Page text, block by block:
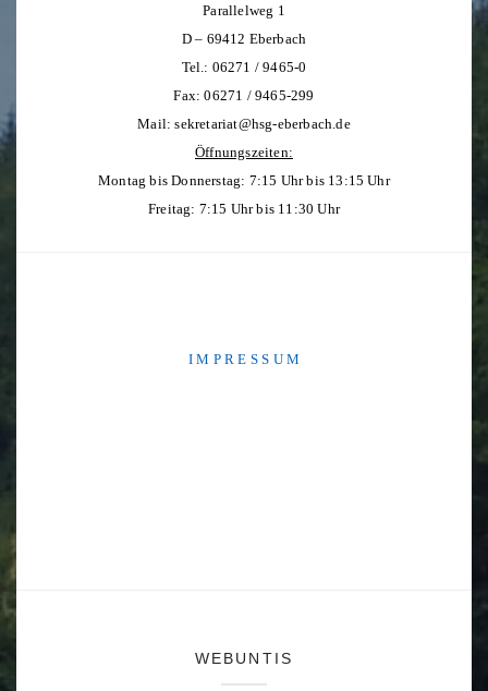
Parallelweg 1
D – 69412 Eberbach
Tel.: 06271 / 9465-0
Fax: 06271 / 9465-299
Mail:sekretariat@hsg-eberbach.de
Öffnungszeiten:
Montag bis Donnerstag: 7:15 Uhr bis 13:15 Uhr
Freitag: 7:15 Uhr bis 11:30 Uhr
I M P R E S S U M
WEBUNTIS